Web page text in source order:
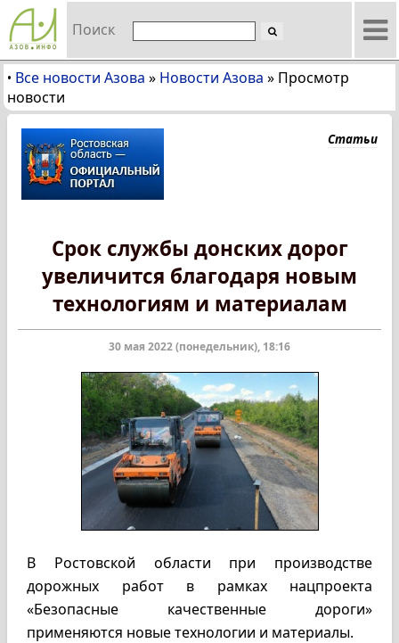
Поиск
• Все новости Азова » Новости Азова » Просмотр
новости
Статьи
Срок службы донских дорог
увеличится благодаря новым
технологиям и материалам
30 мая 2022 (понедельник), 18:16
В Ростовской области при производстве
дорожных работ в рамках нацпроекта
«Безопасные качественные дороги»
применяются новые технологии и материалы.